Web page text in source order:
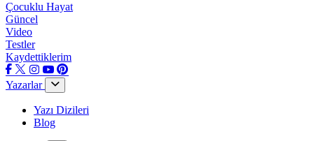
Çocuklu Hayat
Güncel
Video
Testler
Kaydettiklerim
Yazarlar
Yazı Dizileri
Blog